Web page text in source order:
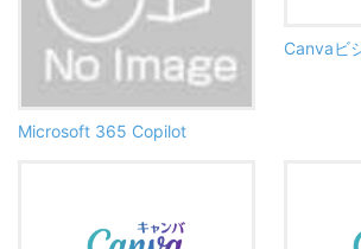
Microsoft 365 Copilot
Canvaビ